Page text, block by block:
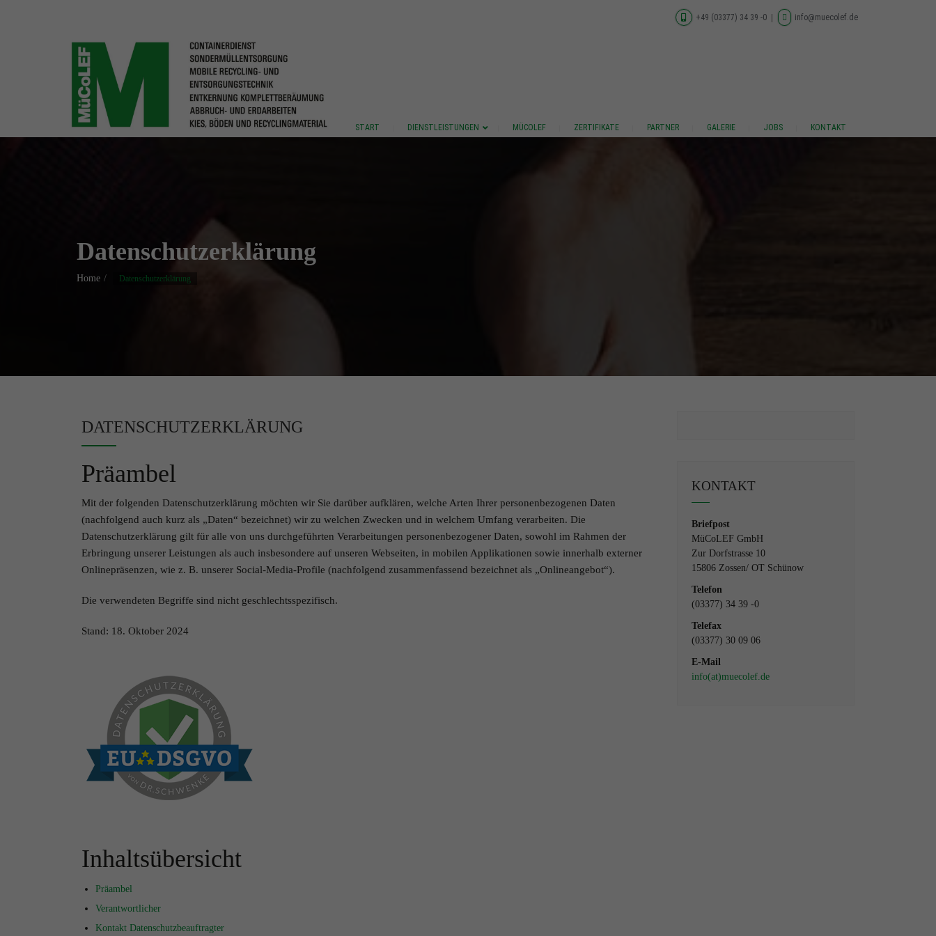
+49 (03377) 34 39 -0 info@muecolef.de
START DIENSTLEISTUNGEN MÜCOLEF ZERTIFIKATE PARTNER GALERIE JOBS KONTAKT
Datenschutzerklärung
Home Datenschutzerklärung
DATENSCHUTZERKLÄRUNG
Präambel
Mit der folgenden Datenschutzerklärung möchten wir Sie darüber aufklären, welche Arten Ihrer personenbezogenen Daten
(nachfolgend auch kurz als „Daten“ bezeichnet) wir zu welchen Zwecken und in welchem Umfang verarbeiten. Die
Datenschutzerklärung gilt für alle von uns durchgeführten Verarbeitungen personenbezogener Daten, sowohl im Rahmen der
Erbringung unserer Leistungen als auch insbesondere auf unseren Webseiten, in mobilen Applikationen sowie innerhalb externer
Onlinepräsenzen, wie z. B. unserer Social-Media-Profile (nachfolgend zusammenfassend bezeichnet als „Onlineangebot“).
Die verwendeten Begriffe sind nicht geschlechtsspezifisch.
Stand: 18. Oktober 2024
Inhaltsübersicht
Präambel
Verantwortlicher
Kontakt Datenschutzbeauftragter
KONTAKT
Briefpost
MüCoLEF GmbH
Zur Dorfstrasse 10
15806 Zossen/ OT Schünow
Telefon
(03377) 34 39 -0
Telefax
(03377) 30 09 06
E-Mail
info(at)muecolef.de